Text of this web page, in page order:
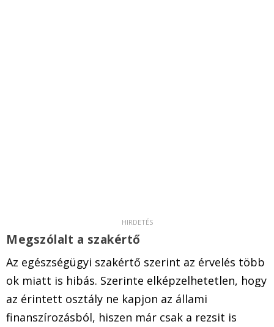
Megszólalt a szakértő
Az egészségügyi szakértő szerint az érvelés több
ok miatt is hibás. Szerinte elképzelhetetlen, hogy
az érintett osztály ne kapjon az állami
finanszírozásból, hiszen már csak a rezsit is